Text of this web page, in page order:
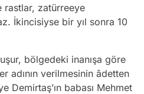
rastlar, zatürreeye
İkincisiyse bir yıl sonra 10
bölgedeki inanışa göre
adının verilmesinin âdetten
Demirtaş’ın babası Mehmet